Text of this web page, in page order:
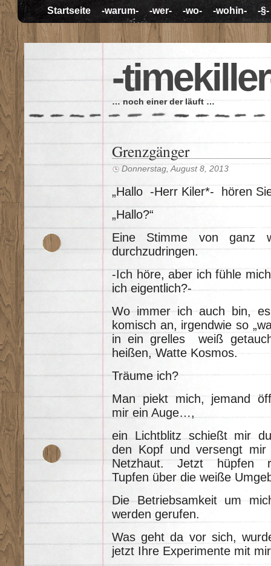
Startseite -warum- -wer- -wo- -wohin- -§-
-
… noch einer der läuft …
Grenzgänger
Donnerstag, August 8, 2013
„Hallo -Herr Kiler*- hören
„Hallo?“
Eine Stimme von ganz
durchzudringen.
-Ich höre, aber ich fühle
ich eigentlich?-
Wo immer ich auch bin,
komisch an, irgendwie so
in ein grelles weiß
heißen, Watte Kosmos.
Träume ich?
Man piekt mich, jemand
mir ein Auge…,
ein Lichtblitz schießt mir
den Kopf und versengt mir
Netzhaut. Jetzt hüpfen
Tupfen über die weiße
Die Betriebsamkeit um
werden gerufen.
Was geht da vor sich,
jetzt Ihre Experimente mit